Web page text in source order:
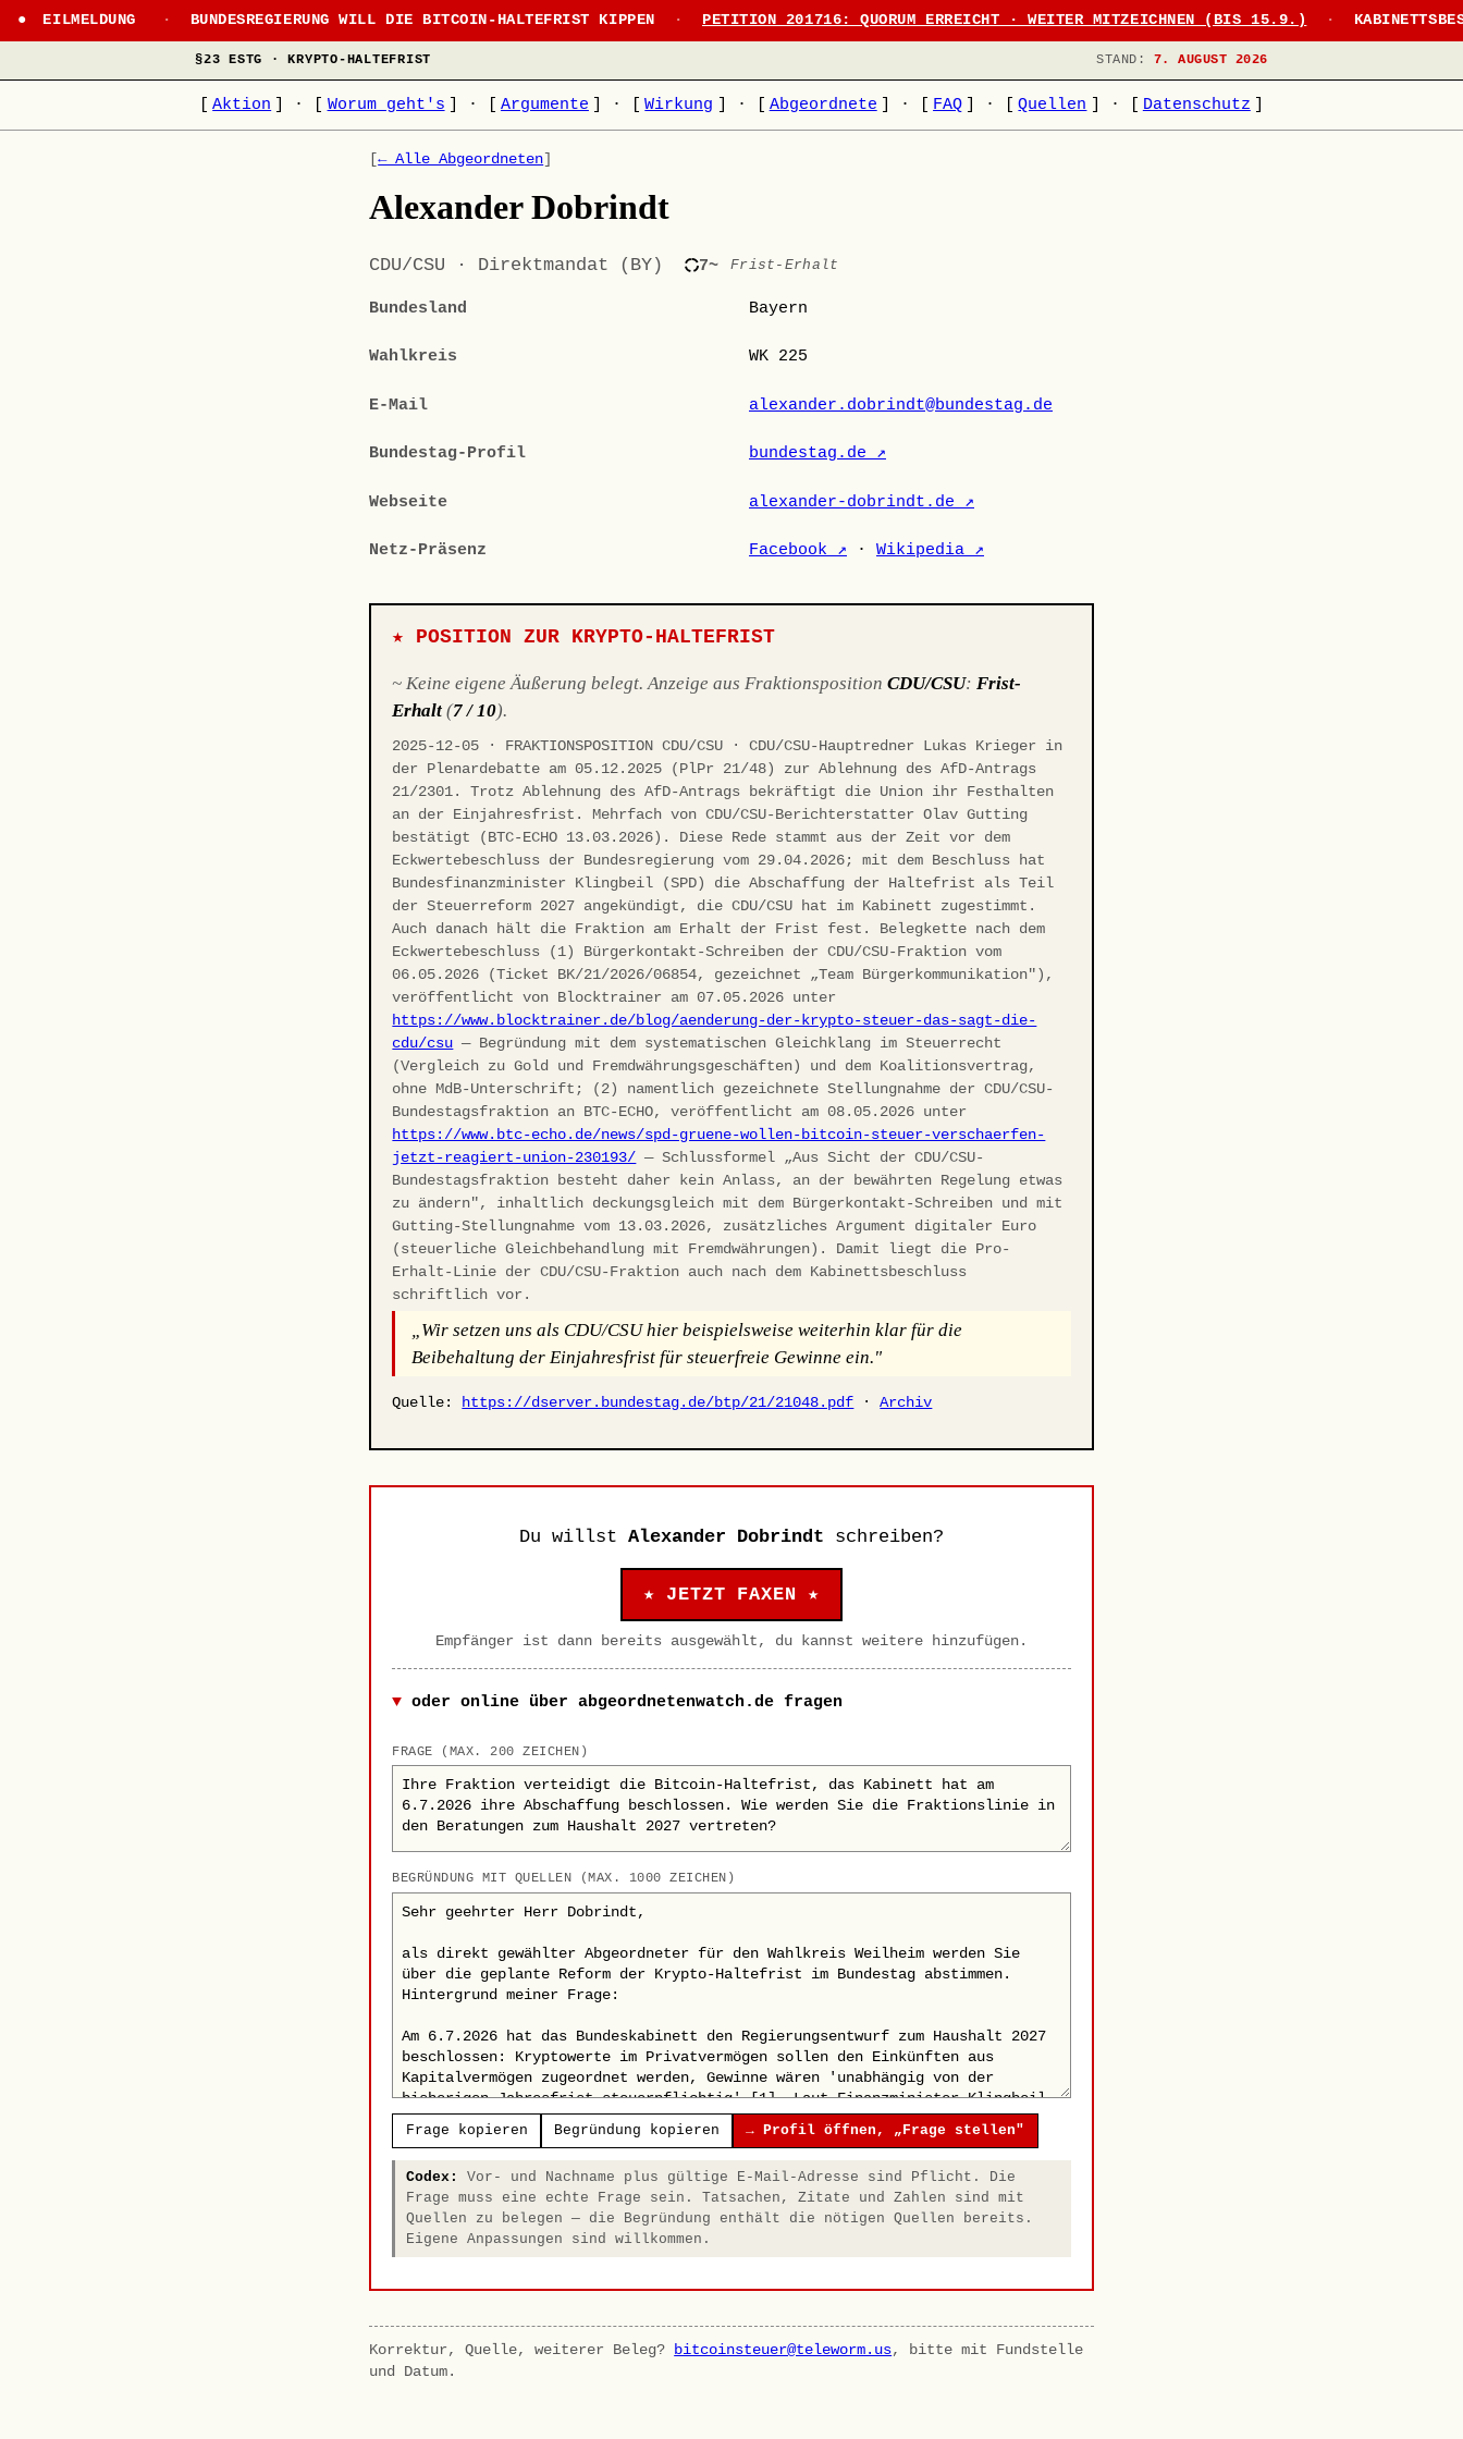
EILMELDUNG · BUNDESREGIERUNG WILL DIE BITCOIN-HALTEFRIST KIPPEN · PETITION 201716: QUORUM ERREICHT · WEITER MITZEICHNEN (BIS 15.9.) ·
§23 ESTG · KRYPTO-HALTEFRIST STAND: 7. AUGUST 2026
Aktion · Worum geht's · Argumente · Wirkung · Abgeordnete · FAQ · Quellen · Datenschutz
[← Alle Abgeordneten]
Alexander Dobrindt
CDU/CSU · Direktmandat (BY) 7~ Frist-Erhalt
Bundesland Bayern
Wahlkreis WK 225
E-Mail alexander.dobrindt@bundestag.de
Bundestag-Profil bundestag.de ↗
Webseite alexander-dobrindt.de ↗
Netz-Präsenz Facebook ↗ · Wikipedia ↗
★ POSITION ZUR KRYPTO-HALTEFRIST
~ Keine eigene Äußerung belegt. Anzeige aus FraktionspositionCDU/CSU:Frist-
Erhalt (7 / 10).
2025-12-05 · FRAKTIONSPOSITION CDU/CSU · CDU/CSU-Hauptredner Lukas Krieger in
der Plenardebatte am 05.12.2025 (PlPr 21/48) zur Ablehnung des AfD-Antrags
21/2301. Trotz Ablehnung des AfD-Antrags bekräftigt die Union ihr Festhalten
an der Einjahresfrist. Mehrfach von CDU/CSU-Berichterstatter Olav Gutting
bestätigt (BTC-ECHO 13.03.2026). Diese Rede stammt aus der Zeit vor dem
Eckwertebeschluss der Bundesregierung vom 29.04.2026; mit dem Beschluss hat
Bundesfinanzminister Klingbeil (SPD) die Abschaffung der Haltefrist als Teil
der Steuerreform 2027 angekündigt, die CDU/CSU hat im Kabinett zugestimmt.
Auch danach hält die Fraktion am Erhalt der Frist fest. Belegkette nach dem
Eckwertebeschluss (1) Bürgerkontakt-Schreiben der CDU/CSU-Fraktion vom
06.05.2026 (Ticket BK/21/2026/06854, gezeichnet „Team Bürgerkommunikation"),
veröffentlicht von Blocktrainer am 07.05.2026 unter
https://www.blocktrainer.de/blog/aenderung-der-krypto-steuer-das-sagt-die-
cdu/csu — Begründung mit dem systematischen Gleichklang im Steuerrecht
(Vergleich zu Gold und Fremdwährungsgeschäften) und dem Koalitionsvertrag,
ohne MdB-Unterschrift; (2) namentlich gezeichnete Stellungnahme der CDU/CSU-
Bundestagsfraktion an BTC-ECHO, veröffentlicht am 08.05.2026 unter
https://www.btc-echo.de/news/spd-gruene-wollen-bitcoin-steuer-verschaerfen-
jetzt-reagiert-union-230193/ — Schlussformel „Aus Sicht der CDU/CSU-
Bundestagsfraktion besteht daher kein Anlass, an der bewährten Regelung etwas
zu ändern", inhaltlich deckungsgleich mit dem Bürgerkontakt-Schreiben und mit
Gutting-Stellungnahme vom 13.03.2026, zusätzliches Argument digitaler Euro
(steuerliche Gleichbehandlung mit Fremdwährungen). Damit liegt die Pro-
Erhalt-Linie der CDU/CSU-Fraktion auch nach dem Kabinettsbeschluss
schriftlich vor.
„Wir setzen uns als CDU/CSU hier beispielsweise weiterhin klar für die
Beibehaltung der Einjahresfrist für steuerfreie Gewinne ein."
Quelle: https://dserver.bundestag.de/btp/21/21048.pdf ·Archiv
Du willst Alexander Dobrindt schreiben?
★ JETZT FAXEN ★
Empfänger ist dann bereits ausgewählt, du kannst weitere hinzufügen.
oder online über abgeordnetenwatch.de fragen
FRAGE (MAX. 200 ZEICHEN)
BEGRÜNDUNG MIT QUELLEN (MAX. 1000 ZEICHEN)
Frage kopieren Begründung kopieren → Profil öffnen, „Frage stellen"
Codex:
Vor- und Nachname plus gültige E-Mail-Adresse sind Pflicht. Die
Frage muss eine echte Frage sein. Tatsachen, Zitate und Zahlen sind mit
Quellen zu belegen — die Begründung enthält die nötigen Quellen bereits.
Eigene Anpassungen sind willkommen.
Korrektur, Quelle, weiterer Beleg? bitcoinsteuer@teleworm.us, bitte mit Fundstelle
und Datum.